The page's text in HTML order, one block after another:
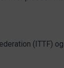
(ITTF) og